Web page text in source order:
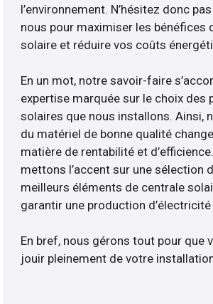
l’environnement. N’hésitez donc
nous pour maximiser les bénéfices
solaire et réduire vos coûts
En un mot, notre savoir-faire
expertise marquée sur le choix des
solaires que nous installons. Ainsi,
du matériel de bonne qualité
matière de rentabilité et
mettons l’accent sur une sélection
meilleurs éléments de centrale
garantir une production
En bref, nous gérons tout pour que
jouir pleinement de votre